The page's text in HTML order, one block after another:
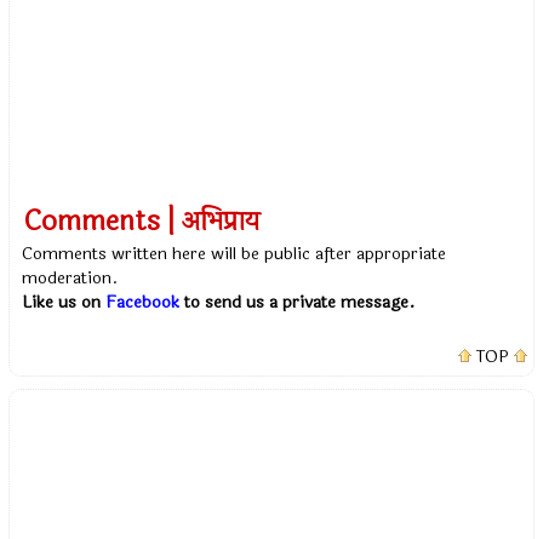
Comments | अभिप्राय
Comments written here will be public after appropriate
moderation.
Like us on Facebookto send us a private message.
TOP